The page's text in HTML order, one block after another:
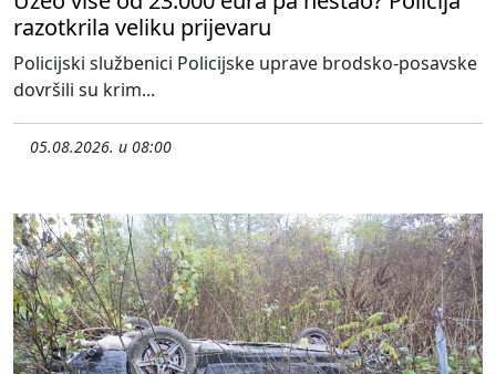
razotkrila veliku prijevaru
Policijski službenici Policijske uprave brodsko-posavske
dovršili su krim...
05.08.2026. u 08:00